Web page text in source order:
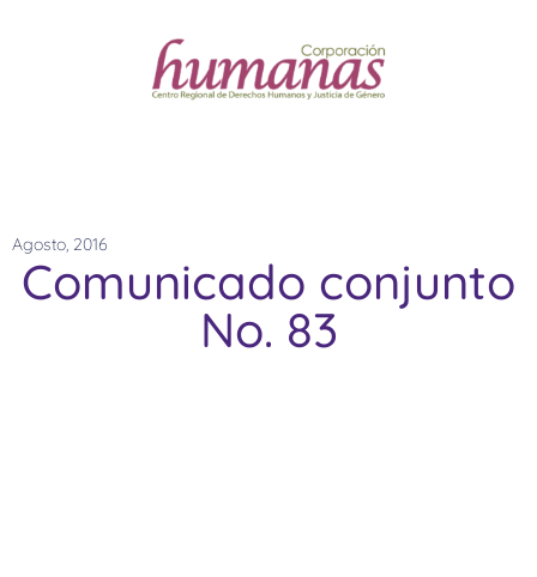
Agosto, 2016
Comunicado conjunto
No. 83